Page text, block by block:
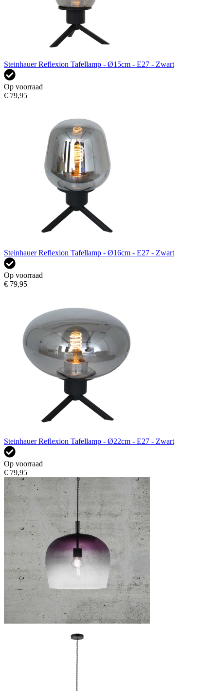
Steinhauer Reflexion Tafellamp - Ø15cm - E27 - Zwart
Op voorraad
€ 79,95
Steinhauer Reflexion Tafellamp - Ø16cm - E27 - Zwart
Op voorraad
€ 79,95
Steinhauer Reflexion Tafellamp - Ø22cm - E27 - Zwart
Op voorraad
€ 79,95